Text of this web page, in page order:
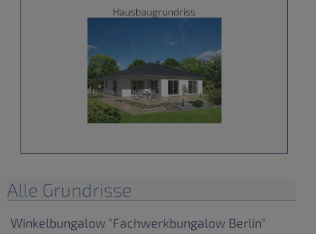
Hausbaugrundriss
Alle Grundrisse
Winkelbungalow "Fachwerkbungalow Berlin"